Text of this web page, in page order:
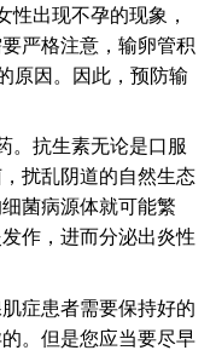
出现不孕的现象，
严格注意，输卵管积
原因。因此，预防输
抗生素无论是口服
扰乱阴道的自然生态
菌病源体就可能繁
作，进而分泌出炎性
症患者需要保持好的
。但是您应当要尽早